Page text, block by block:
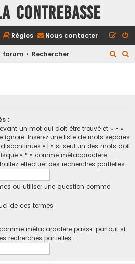
CONTREBASSE
Règles Nous contacter
forum Rechercher
h
c
h
:
un mot qui doit être trouvé et « - »
Insérez une liste de mots séparés
« | » si seul un des mots doit
« * » comme métacaractère
effectuer des recherches partielles.
ou utiliser une question comme
de ces termes
métacaractère passe-partout si
recherches partielles.